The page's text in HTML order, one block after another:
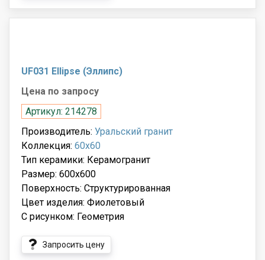
UF031 Ellipse (Эллипс)
Цена по запросу
Артикул: 214278
Производитель: Уральский гранит
Коллекция: 60x60
Тип керамики: Керамогранит
Размер: 600x600
Поверхность: Структурированная
Цвет изделия: Фиолетовый
С рисунком: Геометрия
Запросить цену